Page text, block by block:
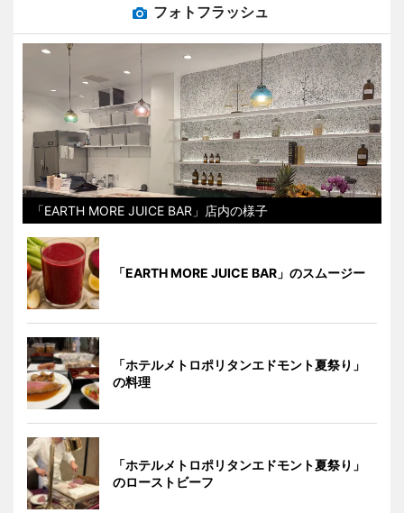
フォトフラッシュ
「EARTH MORE JUICE BAR」店内の様子
「EARTH MORE JUICE BAR」のスムージー
「ホテルメトロポリタンエドモント夏祭り」
の料理
「ホテルメトロポリタンエドモント夏祭り」
のローストビーフ